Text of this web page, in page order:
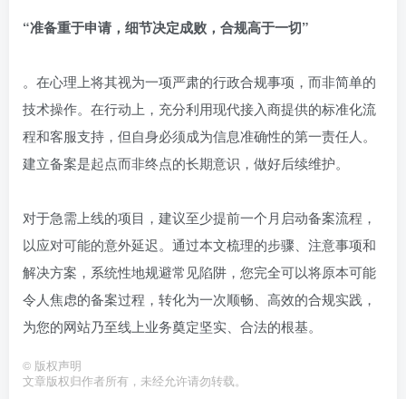
“准备重于申请，细节决定成败，合规高于一切”
。在心理上将其视为一项严肃的行政合规事项，而非简单的
技术操作。在行动上，充分利用现代接入商提供的标准化流
程和客服支持，但自身必须成为信息准确性的第一责任人。
建立备案是起点而非终点的长期意识，做好后续维护。
对于急需上线的项目，建议至少提前一个月启动备案流程，
以应对可能的意外延迟。通过本文梳理的步骤、注意事项和
解决方案，系统性地规避常见陷阱，您完全可以将原本可能
令人焦虑的备案过程，转化为一次顺畅、高效的合规实践，
为您的网站乃至线上业务奠定坚实、合法的根基。
© 版权声明
文章版权归作者所有，未经允许请勿转载。